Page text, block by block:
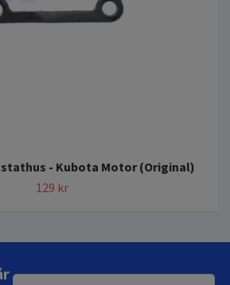
- Kubota Motor (Original)
129 kr